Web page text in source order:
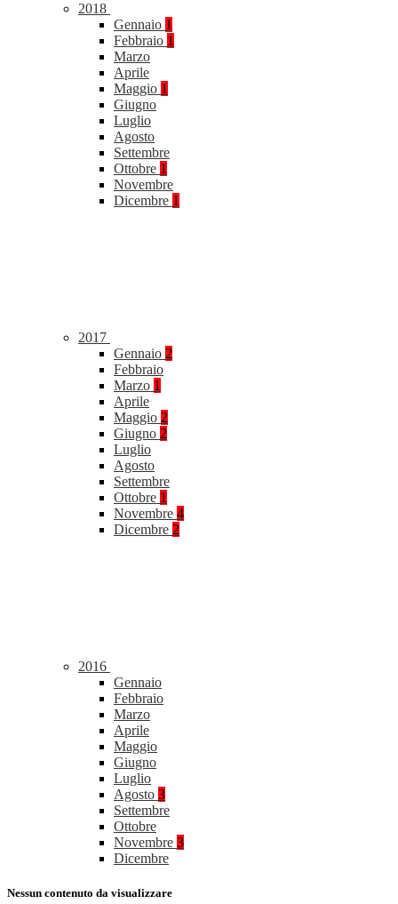
2018
Gennaio 1
Febbraio 1
Marzo
Aprile
Maggio 1
Giugno
Luglio
Agosto
Settembre
Ottobre 1
Novembre
Dicembre 1
2017
Gennaio 2
Febbraio
Marzo 1
Aprile
Maggio 2
Giugno 2
Luglio
Agosto
Settembre
Ottobre 1
Novembre 4
Dicembre 2
2016
Gennaio
Febbraio
Marzo
Aprile
Maggio
Giugno
Luglio
Agosto 3
Settembre
Ottobre
Novembre 3
Dicembre
Nessun contenuto da visualizzare